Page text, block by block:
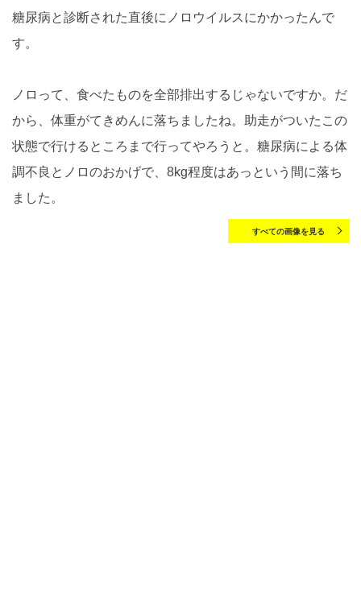
糖尿病と診断された直後にノロウイルスにかかったんで
す。
ノロって、食べたものを全部排出するじゃないですか。だ
から、体重がてきめんに落ちましたね。助走がついたこの
状態で行けるところまで行ってやろうと。糖尿病による体
調不良とノロのおかげで、8kg程度はあっという間に落ち
ました。
すべての画像を見る